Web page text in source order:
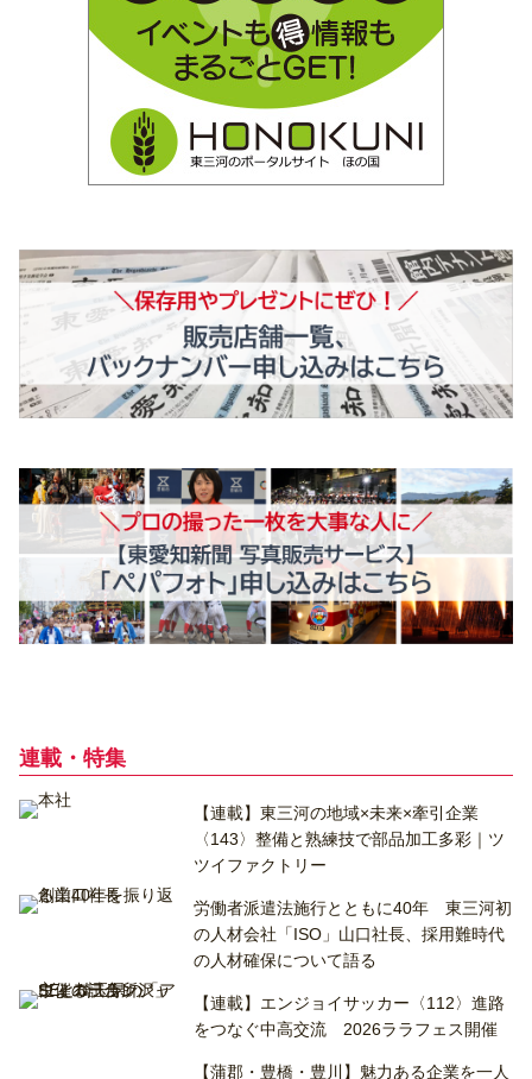
連載・特集
【連載】東三河の地域×未来×牽引企業
〈143〉整備と熟練技で部品加工多彩｜ツ
ツイファクトリー
労働者派遣法施行とともに40年 東三河初
の人材会社「ISO」山口社長、採用難時代
の人材確保について語る
【連載】エンジョイサッカー〈112〉進路
をつなぐ中高交流 2026ララフェス開催
【蒲郡・豊橋・豊川】魅力ある企業を一人